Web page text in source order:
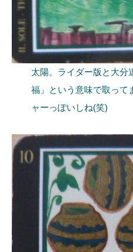
太陽。ライダー版と大分
福」という意味で取って
ャーっぽいしね(笑)